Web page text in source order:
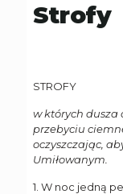
Strofy
STROFY
w których dusza
przebyciu
oczyszczając,
Umiłowanym.
1. W noc jedną